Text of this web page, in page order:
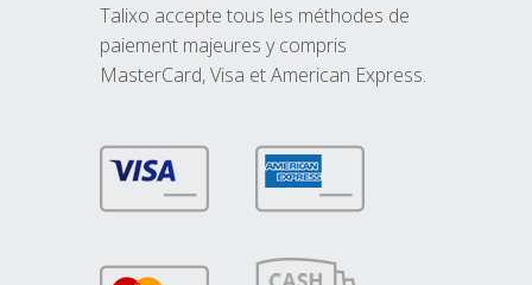
Talixo accepte tous les méthodes de
paiement majeures y compris
MasterCard, Visa et American Express.